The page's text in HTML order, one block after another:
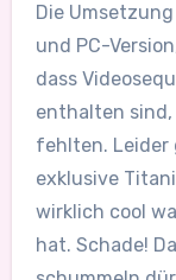
Die
und PC-
dass
enthalten sind,
fehlten. Leider
exklusive
wirklich cool
hat. Schade!